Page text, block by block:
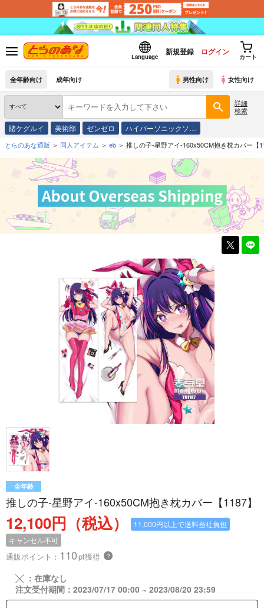
Language
新規登録 ログイン
カート
全年齢向け 成年向け 男性向け 女性向け
詳細
検索
賭ケグルイ 美術部 ゼンゼロ ハイパーソニックソ…
とらのあな通販 同人アイテム eb 推しの子-星野アイ-160x50CM抱き枕カバー【
全年齢
推しの子-星野アイ-160x50CM抱き枕カバー【1187】
12,100円（税込）
11,000円以上で送料当社負担
キャンセル不可
通販ポイント： 110pt獲得 ？
╳ ：在庫なし
注文受付期間：2023/07/17 00:00 ~ 2023/08/20 23:59